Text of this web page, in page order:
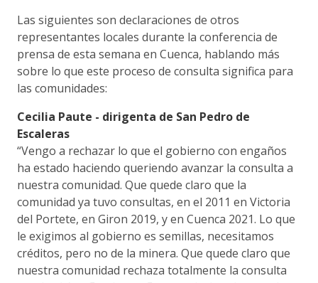
Las siguientes son declaraciones de otros
representantes locales durante la conferencia de
prensa de esta semana en Cuenca, hablando más
sobre lo que este proceso de consulta significa para
las comunidades:
Cecilia Paute - dirigenta de San Pedro de
Escaleras
“Vengo a rechazar lo que el gobierno con engaños
ha estado haciendo queriendo avanzar la consulta a
nuestra comunidad. Que quede claro que la
comunidad ya tuvo consultas, en el 2011 en Victoria
del Portete, en Giron 2019, y en Cuenca 2021. Lo que
le exigimos al gobierno es semillas, necesitamos
créditos, pero no de la minera. Que quede claro que
nuestra comunidad rechaza totalmente la consulta